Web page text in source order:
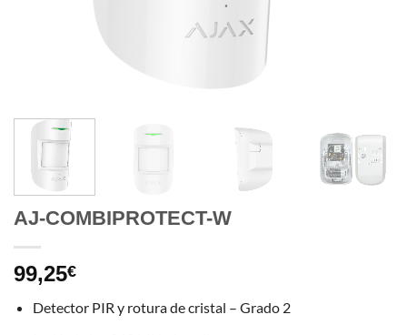
AJ-COMBIPROTECT-W
99,25€
Detector PIR y rotura de cristal – Grado 2